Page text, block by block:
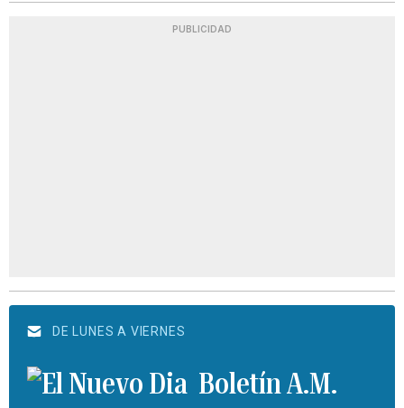
PUBLICIDAD
DE LUNES A VIERNES
Boletín A.M.